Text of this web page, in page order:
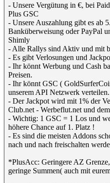
- Unsere Vergütung in €, bei
Plus GSC
- Unsere Auszahlung gibt es ab
Banküberweisung oder PayPal
Shimly
- Alle Rallys sind Aktiv und mit
- Es gibt Verlosungen und
- Ihr könnt Werbung und Cash
Preisen.
- Ihr könnt GSC (
unserem API Netzwerk verteilen.
- Der Jackpot wird mit 1% der
Club.net - Werbeflut.net und
- Wichtig: 1 GSC = 1 Los und
höhere Chance auf 1. Platz !
- Es sind die meisten Addons
nach und nach freischalten
*PlusAcc: Geringere AZ
geringe Summen( auch mit